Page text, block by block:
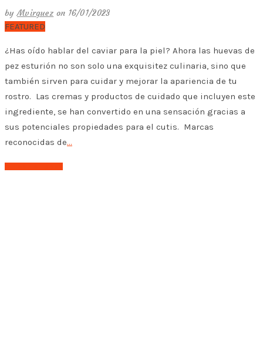
byMvirguez on 16/01/2023
FEATURED
¿Has oído hablar del caviar para la piel? Ahora las huevas de
pez esturión no son solo una exquisitez culinaria, sino que
también sirven para cuidar y mejorar la apariencia de tu
rostro. Las cremas y productos de cuidado que incluyen este
ingrediente, se han convertido en una sensación gracias a
sus potenciales propiedades para el cutis. Marcas
reconocidas de…